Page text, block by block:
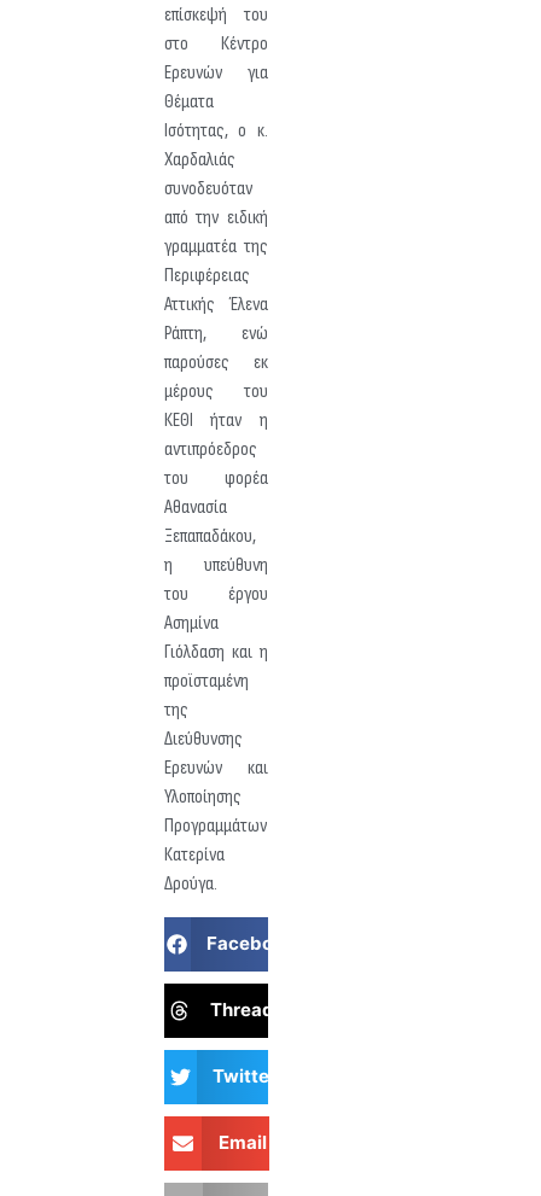
επίσκεψή του
στο Κέντρο
Ερευνών για
Θέματα
Ισότητας, ο κ.
Χαρδαλιάς
συνοδευόταν
από την ειδική
γραμματέα της
Περιφέρειας
Αττικής Έλενα
Ράπτη, ενώ
παρούσες εκ
μέρους του
ΚΕΘΙ ήταν η
αντιπρόεδρος
του φορέα
Αθανασία
Ξεπαπαδάκου,
η υπεύθυνη
του έργου
Ασημίνα
Γιόλδαση και η
προϊσταμένη
της
Διεύθυνσης
Ερευνών και
Υλοποίησης
Προγραμμάτων
Κατερίνα
Δρούγα.
Facebook
Threads
Twitter
Email